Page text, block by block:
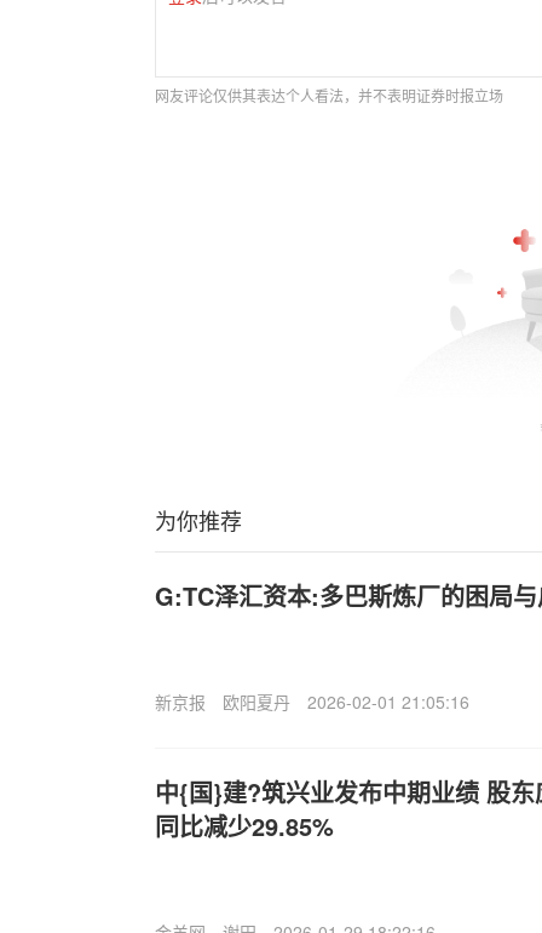
网友评论仅供其表达个人看法，并不表明证券时报立场
为你推荐
G:TC泽汇资本:多巴斯炼厂的困局
新京报 欧阳夏丹 2026-02-01 21:05:16
中{国}建?筑兴业发布中期业绩 股
同比减少29.85%